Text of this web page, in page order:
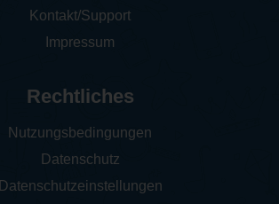
Kontakt/Support
Impressum
Rechtliches
Nutzungsbedingungen
Datenschutz
Datenschutzeinstellungen